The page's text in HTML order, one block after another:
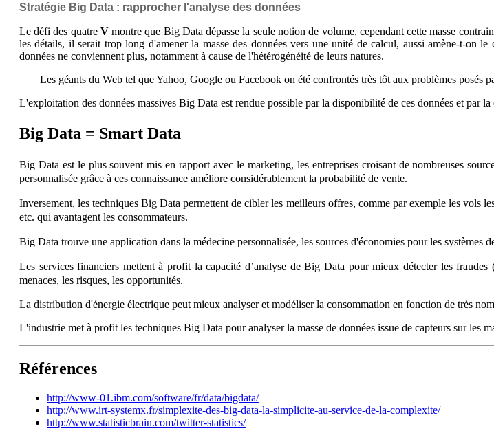
Stratégie Big Data : rapprocher l'analyse des données
Le défi des quatre Vmontre que Big Data dépasse la seule notion de volume, cependant cette masse
les détails, il serait trop long d'amener la masse des données vers une unité de calcul, aussi amène-t-on
données ne conviennent plus, notamment à cause de l'hétérogénéité de leurs natures.
Les géants du Web tel que Yahoo, Google ou Facebook on été confrontés très tôt aux problèmes posés
L'exploitation des données massives Big Data est rendue possible par la disponibilité de ces données et par
Big Data = Smart Data
Big Data est le plus souvent mis en rapport avec le marketing, les entreprises croisant de nombreuses
personnalisée grâce à ces connaissance améliore considérablement la probabilité de vente.
Inversement, les techniques Big Data permettent de cibler les meilleurs offres, comme par exemple les vols
etc. qui avantagent les consommateurs.
Big Data trouve une application dans la médecine personnalisée, les sources d'économies pour les systèmes
Les services financiers mettent à profit la capacité d’analyse de Big Data pour mieux détecter les
menaces, les risques, les opportunités.
La distribution d'énergie électrique peut mieux analyser et modéliser la consommation en fonction de très
L'industrie met à profit les techniques Big Data pour analyser la masse de données issue de capteurs sur les
Références
http://www-01.ibm.com/software/fr/data/bigdata/
http://www.irt-systemx.fr/simplexite-des-big-data-la-simplicite-au-service-de-la-complexite/
http://www.statisticbrain.com/twitter-statistics/